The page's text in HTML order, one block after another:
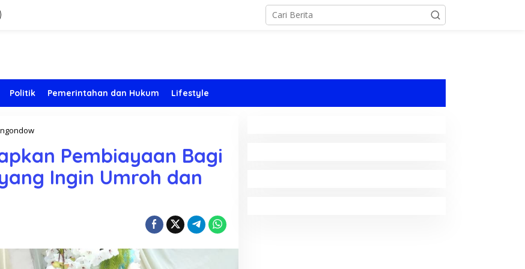
Politik Pemerintahan dan Hukum Lifestyle
n
k
P
r
a
Pembiayaan Bagi
Ingin Umroh dan